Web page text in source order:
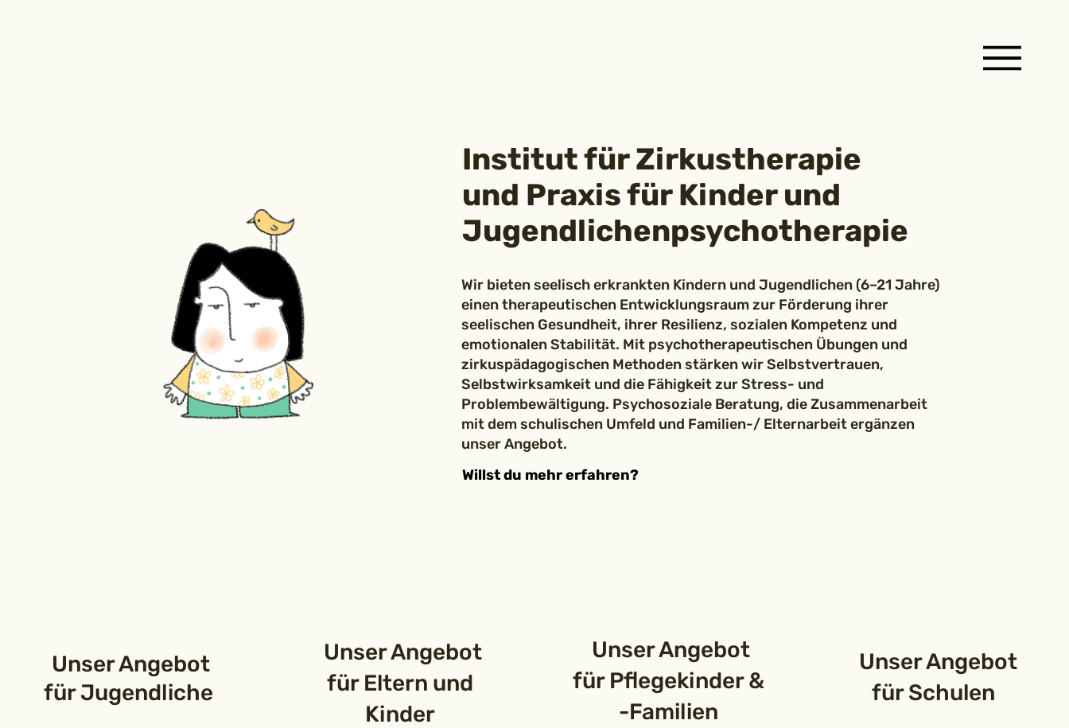
Institut für Zirkustherapie
und Praxis für Kinder und
Jugendlichenpsychotherapie
Wir bieten seelisch erkrankten Kindern und Jugendlichen (6–21 Jahre)
einen therapeutischen Entwicklungsraum zur Förderung ihrer
seelischen Gesundheit, ihrer Resilienz, sozialen Kompetenz und
emotionalen Stabilität. Mit psychotherapeutischen Übungen und
zirkuspädagogischen Methoden stärken wir Selbstvertrauen,
Selbstwirksamkeit und die Fähigkeit zur Stress- und
Problembewältigung. Psychosoziale Beratung, die Zusammenarbeit
mit dem schulischen Umfeld und Familien-/ Elternarbeit ergänzen
unser Angebot.
Willst du mehr erfahren?
Unser Angebot
für Jugendliche
Unser Angebot
für Eltern und
Kinder
Unser Angebot
für Pflegekinder &
-Familien
Unser Angebot
für Schulen